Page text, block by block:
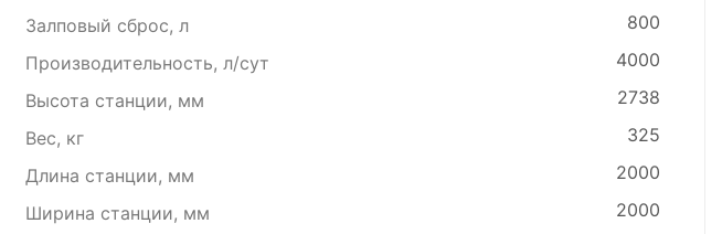
Залповый сброс, л
800
Производительность, л/сут
4000
Высота станции, мм
2738
Вес, кг
325
Длина станции, мм
2000
Ширина станции, мм
2000